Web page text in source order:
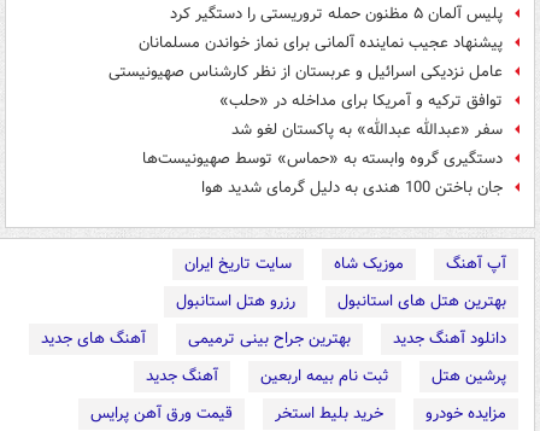
پلیس آلمان ۵ مظنون حمله تروریستی را دستگیر کرد
پیشنهاد عجیب نماینده آلمانی برای نماز خواندن مسلمانان
عامل نزدیکی اسرائیل و عربستان از نظر کارشناس صهیونیستی
توافق ترکیه و آمریکا برای مداخله در «حلب»
سفر «عبد‌الله‌ عبدالله» به پاکستان لغو شد
دستگیری گروه وابسته به «حماس» توسط صهیونیست‌ها
جان باختن 100 هندی به دلیل گرمای شدید هوا
آپ آهنگ موزیک شاه
سایت تاریخ ایران
بهترین هتل های استانبول
رزرو هتل استانبول
دانلود آهنگ جدید
بهترین جراح بینی ترمیمی
آهنگ های جدید
پرشین هتل
ثبت نام بیمه اربعین
آهنگ جدید
مزایده خودرو
خرید بلیط استخر
قیمت ورق آهن پرایس